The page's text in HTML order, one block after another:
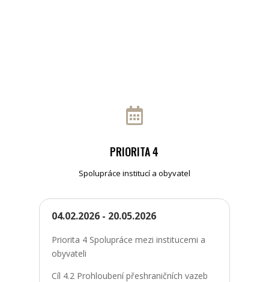

PRIORITA 4
Spolupráce institucí a obyvatel
04.02.2026 - 20.05.2026
Priorita 4 Spolupráce mezi institucemi a
obyvateli
Cíl 4.2 Prohloubení přeshraničních vazeb